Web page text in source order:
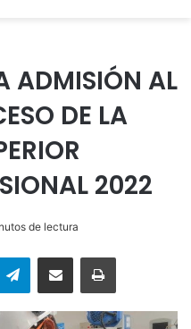
ADMISIÓN AL
DE LA
2022
de lectura
TelegramEnviar vía email Imprimir